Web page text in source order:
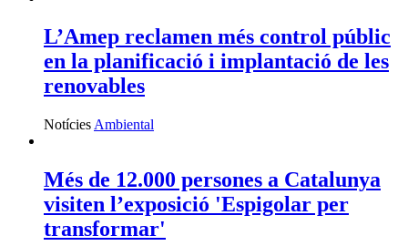
L’Amep reclamen més control públic
en la planificació i implantació de les
renovables
Notícies Ambiental
Més de 12.000 persones a Catalunya
visiten l’exposició 'Espigolar per
transformar'